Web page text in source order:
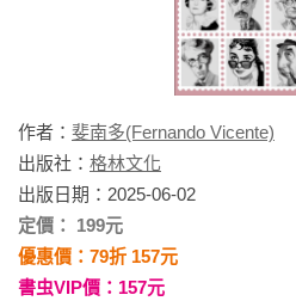
作者： 斐南多(Fernando Vicente)
出版社： 格林文化
出版日期：2025-06-02
定價： 199元
優惠價：79折 157元
書虫VIP價：157元